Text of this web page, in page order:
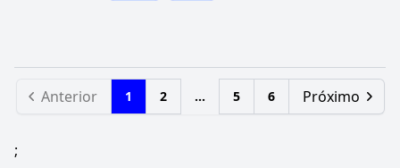
Anterior 1 2 ... 5 6 Próximo
;